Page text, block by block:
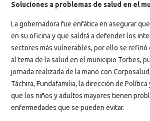
Soluciones a problemas de salud en el
La gobernadora fue enfática en asegurar
en su oficina y que saldrá a defender los
sectores más vulnerables, por ello se refirió
al tema de la salud en el municipio Torbes,
jornada realizada de la mano con
Táchira, Fundafamilia, la dirección de
que los niños y adultos mayores tienen
enfermedades que se pueden evitar.